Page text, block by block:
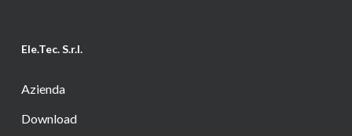
Ele.Tec. S.r.l.
Azienda
Download